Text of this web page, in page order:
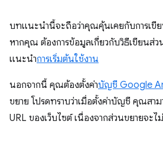
บทแนะนำนี้จะถือว่าคุณคุ้นเคยกับการเขี
หากคุณ ต้องการข้อมูลเกี่ยวกับวิธีเขียนส่
แนะนำการเริ่มต้นใช้งาน
นอกจากนี้ คุณต้องตั้งค่าบัญชี Google
ขยาย โปรดทราบว่าเมื่อตั้งค่าบัญชี คุณสาม
URL ของเว็บไซต์ เนื่องจากส่วนขยายจะไ